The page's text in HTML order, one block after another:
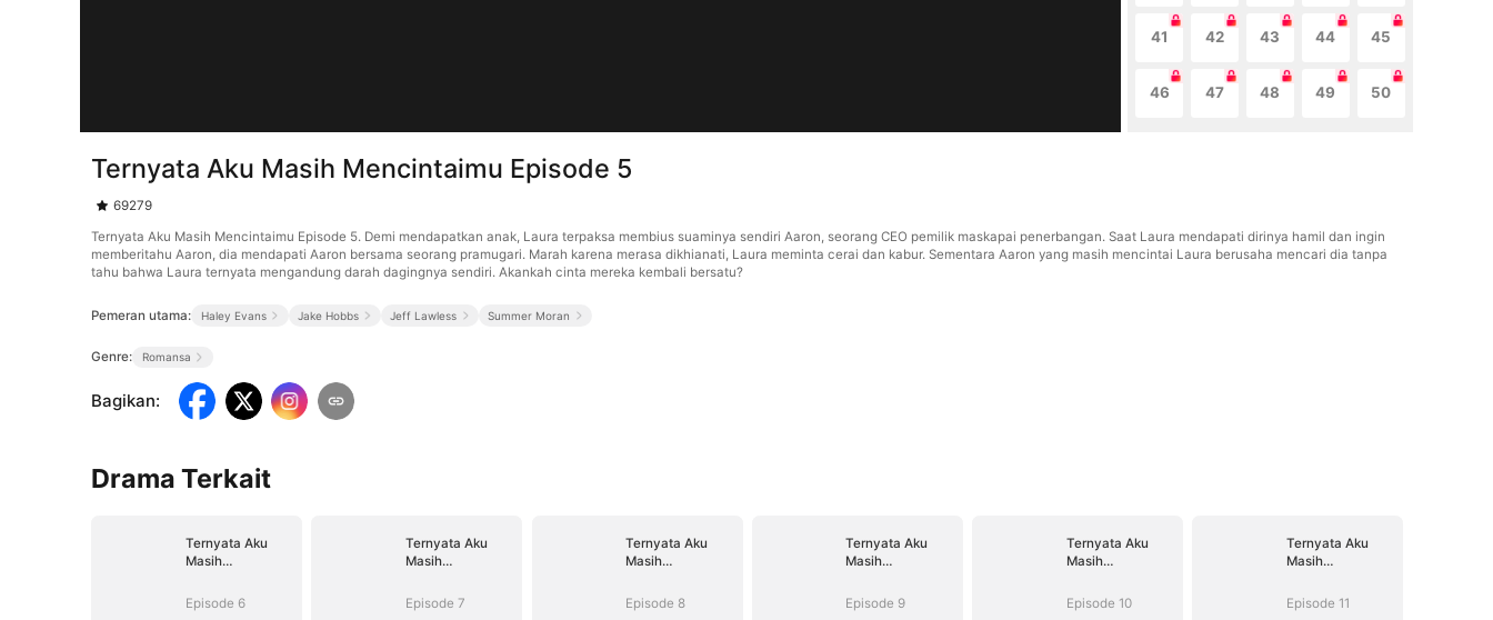
41 42 43 44 45
46 47 48 49 50
Ternyata Aku Masih Mencintaimu Episode 5
69279
Ternyata Aku Masih Mencintaimu Episode 5. Demi mendapatkan anak, Laura terpaksa membius suaminya sendiri Aaron, seorang CEO pemilik maskapai penerbangan. Saat Laura mendapati dirinya hamil dan ingin
memberitahu Aaron, dia mendapati Aaron bersama seorang pramugari. Marah karena merasa dikhianati, Laura meminta cerai dan kabur. Sementara Aaron yang masih mencintai Laura berusaha mencari dia tanpa
tahu bahwa Laura ternyata mengandung darah dagingnya sendiri. Akankah cinta mereka kembali bersatu?
Pemeran utama: Haley Evans Jake Hobbs Jeff Lawless Summer Moran
Genre: Romansa
Bagikan:
Drama Terkait
Ternyata Aku
Masih
Episode 6
Ternyata Aku
Masih
Episode 7
Ternyata Aku
Masih
Episode 8
Ternyata Aku
Masih
Episode 9
Ternyata Aku
Masih
Episode 10
Ternyata Aku
Masih
Episode 11